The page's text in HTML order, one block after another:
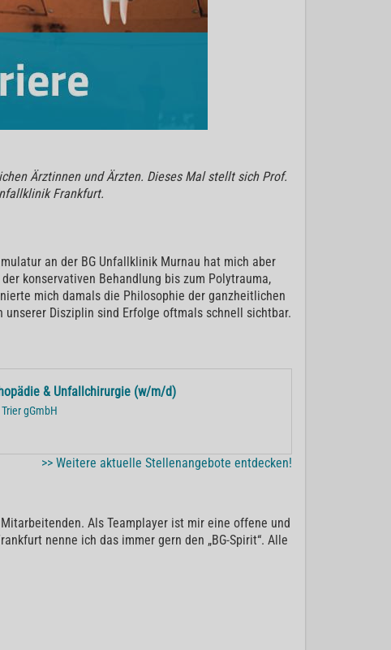
Ärztinnen und Ärzten. Dieses Mal stellt sich Prof.
Frankfurt.
an der BG Unfallklinik Murnau hat mich aber
konservativen Behandlung bis zum Polytrauma,
mich damals die Philosophie der ganzheitlichen
Disziplin sind Erfolge oftmals schnell sichtbar.
& Unfallchirurgie (w/m/d)
gGmbH
>> Weitere aktuelle Stellenangebote entdecken!
Als Teamplayer ist mir eine offene und
nenne ich das immer gern den „BG-Spirit“. Alle